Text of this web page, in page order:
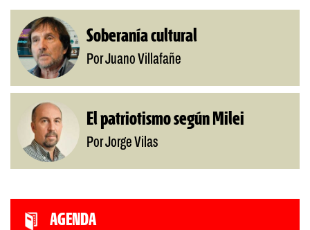
Soberanía cultural
Por Juano Villafañe
El patriotismo según Milei
Por Jorge Vilas
AGENDA